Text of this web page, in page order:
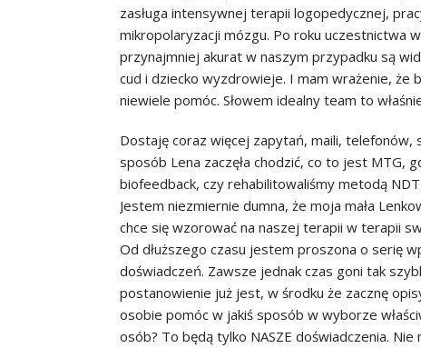
zasługa intensywnej terapii logopedycznej,
mikropolaryzacji mózgu. Po roku uczestnictwa
przynajmniej akurat w naszym przypadku są
cud i dziecko wyzdrowieje. I mam wrażenie,
niewiele pomóc. Słowem idealny team to
Dostaję coraz więcej zapytań, maili,
sposób Lena zaczęła chodzić, co to jest MTG,
biofeedback, czy rehabilitowaliśmy metodą
Jestem niezmiernie dumna, że moja mała
chce się wzorować na naszej terapii w terapii
Od dłuższego czasu jestem proszona o serię
doświadczeń. Zawsze jednak czas goni tak
postanowienie już jest, w środku że zacznę
osobie pomóc w jakiś sposób w wyborze
osób? To będą tylko NASZE doświadczenia.